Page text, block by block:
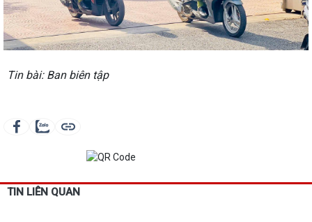
Tin bài: Ban biên tập
TIN LIÊN QUAN